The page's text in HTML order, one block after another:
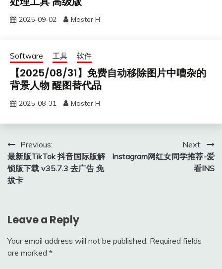
2025-09-02 Master H
Software 工具 软件
【2025/08/31】免费自动移除图片中嘈杂的
背景人物 醒图替代品
2025-08-31 Master H
Post
navigation
Previous:
最新版TikTok 抖音国际版解
锁版下载 v35.7.3 去广告 免
拔卡
Next:
Instagram网红女同学推荐-爱
看INS
Leave a Reply
Your email address will not be published. Required fields
are marked *